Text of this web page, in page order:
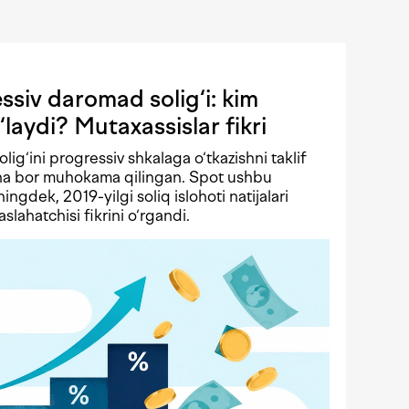
daromad solig‘i: kim
Mutaxassislar fikri
progressiv shkalaga o‘tkazishni taklif
bor muhokama qilingan. Spot ushbu
2019-yilgi soliq islohoti natijalari
fikrini o‘rgandi.